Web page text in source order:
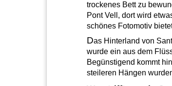
trockenes Bett zu
Pont Vell, dort wird
schönes Fotomotiv
Das Hinterland von
wurde ein aus dem
Begünstigend kommt
steileren Hängen